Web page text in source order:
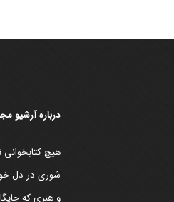
دربارۀ آرشیو
هیچ
شوری در دل
و هنری که